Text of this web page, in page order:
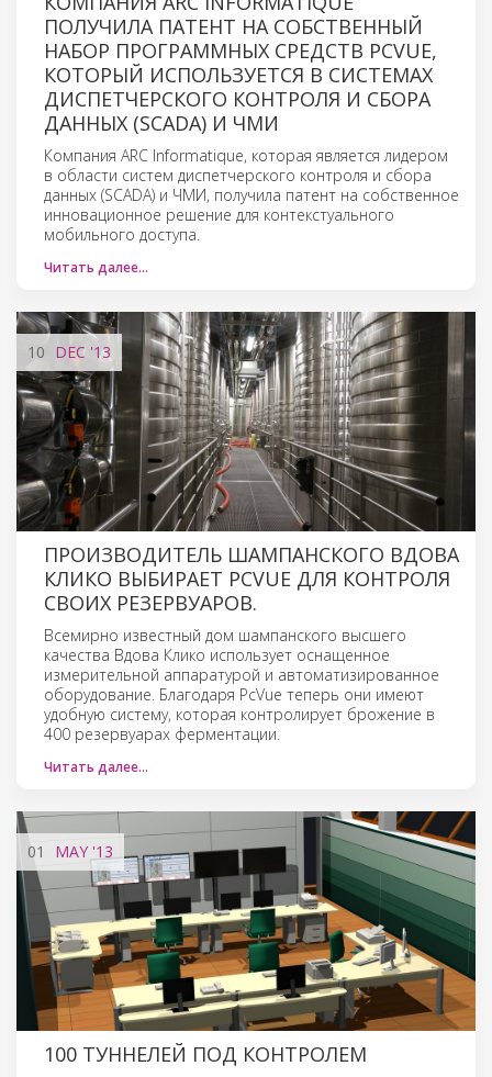
ПОЛУЧИЛА ПАТЕНТ НА СОБСТВЕННЫЙ
НАБОР ПРОГРАММНЫХ СРЕДСТВ PCVUE,
КОТОРЫЙ ИСПОЛЬЗУЕТСЯ В СИСТЕМАХ
ДИСПЕТЧЕРСКОГО КОНТРОЛЯ И СБОРА
ДАННЫХ (SCADA) И ЧМИ
Компания ARC Informatique, которая является лидером
в области систем диспетчерского контроля и сбора
данных (SCADA) и ЧМИ, получила патент на собственное
инновационное решение для контекстуального
мобильного доступа.
Читать далее…
10 DEC '13
ПРОИЗВОДИТЕЛЬ ШАМПАНСКОГО ВДОВА
КЛИКО ВЫБИРАЕТ PCVUE ДЛЯ КОНТРОЛЯ
СВОИХ РЕЗЕРВУАРОВ.
Всемирно известный дом шампанского высшего
качества Вдова Клико использует оснащенное
измерительной аппаратурой и автоматизированное
оборудование. Благодаря PcVue теперь они имеют
удобную систему, которая контролирует брожение в
400 резервуарах ферментации.
Читать далее…
01 MAY '13
100 ТУННЕЛЕЙ ПОД КОНТРОЛЕМ